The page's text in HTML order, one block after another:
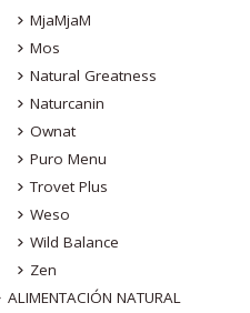
MjaMjaM
Mos
Natural Greatness
Naturcanin
Ownat
Puro Menu
Trovet Plus
Weso
Wild Balance
Zen
ALIMENTACIÓN NATURAL